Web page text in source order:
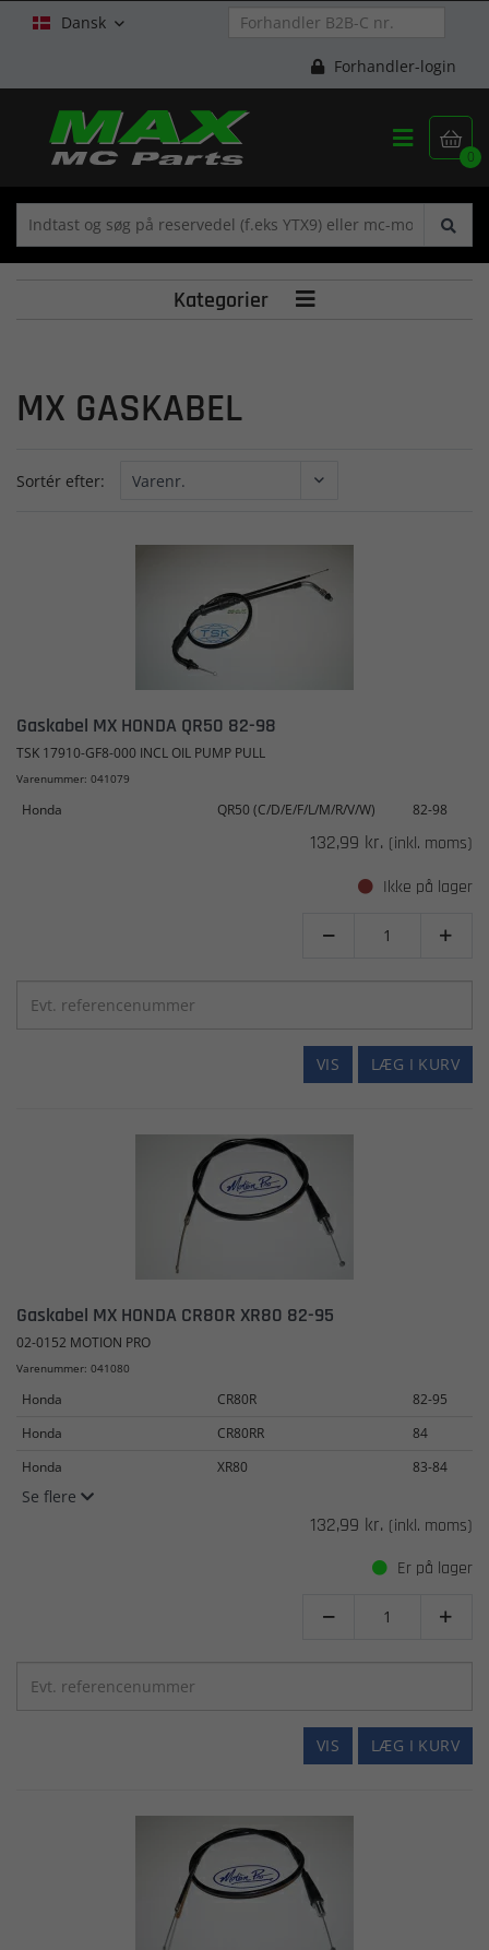
Dansk 
Forhandler-login

0

Kategorier 
MX GASKABEL
Sortér efter:
Gaskabel MX HONDA QR50 82-98
TSK 17910-GF8-000 INCL OIL PUMP PULL
Varenummer: 041079
Honda QR50 (C/D/E/F/L/M/R/V/W) 82-98
132,99 kr. (inkl. moms)
Ikke på lager
 
LÆG I KURV
VIS
Gaskabel MX HONDA CR80R XR80 82-95
02-0152 MOTION PRO
Varenummer: 041080
Honda CR80R
82-95
Honda
CR80RR
84
Honda
XR80 83-84
Se flere
132,99 kr. (inkl. moms)
Er på lager
 
LÆG I KURV
VIS